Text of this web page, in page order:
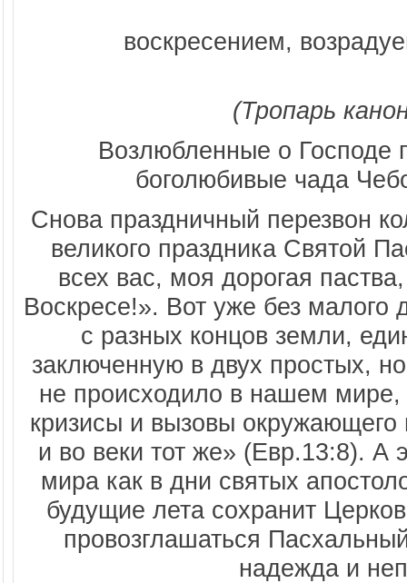
воскресением,
(Тропарь
Возлюбленные о
боголюбивые чада
Снова праздничный перезвон
великого праздника Святой
всех вас, моя дорогая
Воскресе!». Вот уже без малого
с разных концов земли,
заключенную в двух простых,
не происходило в нашем мире,
кризисы и вызовы окружающего
и во веки тот же» (Евр.13:8). А
мира как в дни святых
будущие лета сохранит
провозглашаться
надежда и